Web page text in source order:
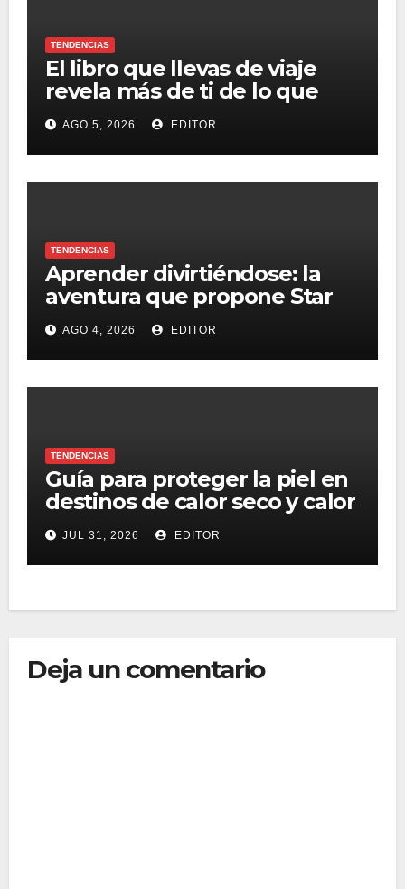
TENDENCIAS
El libro que llevas de viaje
revela más de ti de lo que
imaginas: estos son los cinco
títulos favoritos de los
viajeros en 2026
AGO 5, 2026 EDITOR
TENDENCIAS
Aprender divirtiéndose: la
aventura que propone Star
Camp de Iberostar
Beachfront Resorts
AGO 4, 2026 EDITOR
TENDENCIAS
Guía para proteger la piel en
destinos de calor seco y calor
húmedo
JUL 31, 2026 EDITOR
Deja un comentario